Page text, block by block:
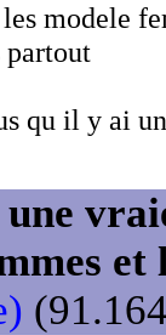
modele
partout
qu il y ai
et